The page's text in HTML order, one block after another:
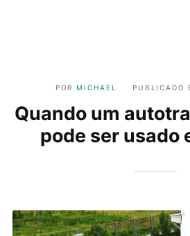
POR MICHAEL PUBLICADO
Quando um
pode ser usado